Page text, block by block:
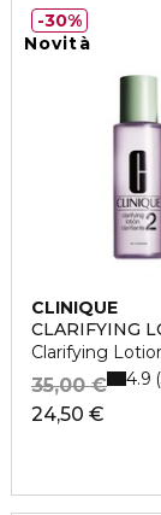
Novità
CLINIQUE
CLARIFYING
Clarifying
24,50 €
35,00 € 4.9
30%